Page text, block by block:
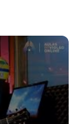
a
curso mais
qualidade.
você vai